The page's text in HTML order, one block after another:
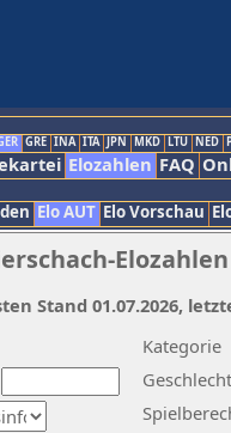
GRE INA ITA JPN MKD LTU NED
Elozahlen FAQ
Elo AUT Elo Vorschau
Elozahlen
Kategorie
Geschlecht
Stand 01.07.2026,